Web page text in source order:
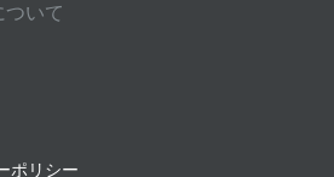
ついて
ポリシー